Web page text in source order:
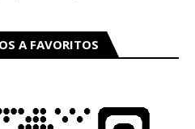
A FAVORITOS